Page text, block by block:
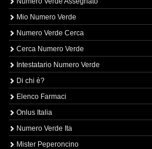
Mio Numero Verde
Numero Verde Cerca
Cerca Numero Verde
Intestatario Numero Verde
Di chi è?
Elenco Farmaci
Onlus Italia
Numero Verde Ita
Mister Peperoncino